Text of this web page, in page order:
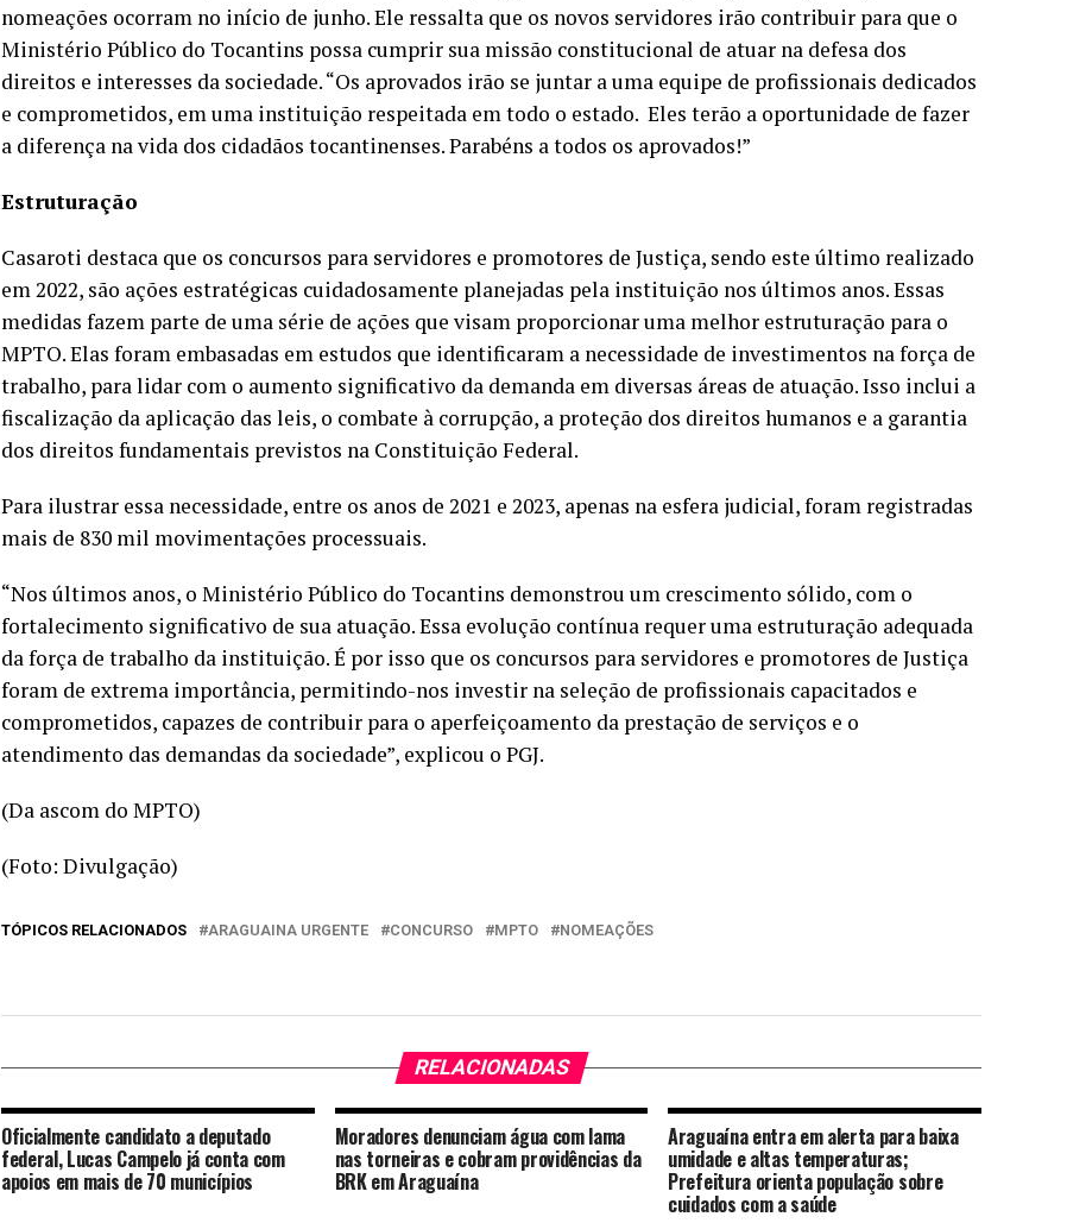
nomeações ocorram no início de junho. Ele ressalta que os novos servidores irão contribuir para que o
Ministério Público do Tocantins possa cumprir sua missão constitucional de atuar na defesa dos
direitos e interesses da sociedade. “Os aprovados irão se juntar a uma equipe de profissionais dedicados
e comprometidos, em uma instituição respeitada em todo o estado. Eles terão a oportunidade de fazer
a diferença na vida dos cidadãos tocantinenses. Parabéns a todos os aprovados!”
Estruturação
Casaroti destaca que os concursos para servidores e promotores de Justiça, sendo este último realizado
em 2022, são ações estratégicas cuidadosamente planejadas pela instituição nos últimos anos. Essas
medidas fazem parte de uma série de ações que visam proporcionar uma melhor estruturação para o
MPTO. Elas foram embasadas em estudos que identificaram a necessidade de investimentos na força de
trabalho, para lidar com o aumento significativo da demanda em diversas áreas de atuação. Isso inclui a
fiscalização da aplicação das leis, o combate à corrupção, a proteção dos direitos humanos e a garantia
dos direitos fundamentais previstos na Constituição Federal.
Para ilustrar essa necessidade, entre os anos de 2021 e 2023, apenas na esfera judicial, foram registradas
mais de 830 mil movimentações processuais.
“Nos últimos anos, o Ministério Público do Tocantins demonstrou um crescimento sólido, com o
fortalecimento significativo de sua atuação. Essa evolução contínua requer uma estruturação adequada
da força de trabalho da instituição. É por isso que os concursos para servidores e promotores de Justiça
foram de extrema importância, permitindo-nos investir na seleção de profissionais capacitados e
comprometidos, capazes de contribuir para o aperfeiçoamento da prestação de serviços e o
atendimento das demandas da sociedade”, explicou o PGJ.
(Da ascom do MPTO)
(Foto: Divulgação)
TÓPICOS RELACIONADOS ARAGUAINA URGENTE CONCURSO MPTO NOMEAÇÕES
RELACIONADAS
Oficialmente candidato a deputado
federal, Lucas Campelo já conta com
apoios em mais de 70 municípios
Moradores denunciam água com lama
nas torneiras e cobram providências da
BRK em Araguaína
Araguaína entra em alerta para baixa
umidade e altas temperaturas;
Prefeitura orienta população sobre
cuidados com a saúde